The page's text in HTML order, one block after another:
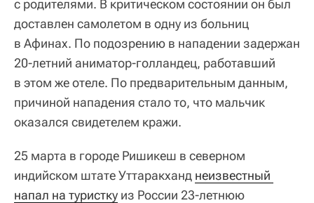
с родителями. В критическом состоянии он был
доставлен самолетом в одну из больниц
в Афинах. По подозрению в нападении задержан
20‑летний аниматор‑голландец, работавший
в этом же отеле. По предварительным данным,
причиной нападения стало то, что мальчик
оказался свидетелем кражи.
25 марта в городе Ришикеш в северном
индийском штате Уттаракханд неизвестный
напал на туристку из России 23‑летнюю